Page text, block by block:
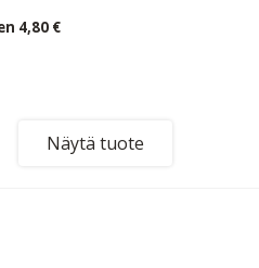
4,80 €
Näytä tuote